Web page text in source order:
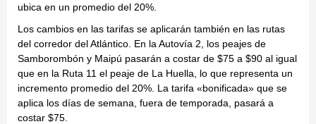
ubica en un promedio del 20%.
Los cambios en las tarifas se aplicarán también en las rutas
del corredor del Atlántico. En la Autovía 2, los peajes de
Samborombón y Maipú pasarán a costar de $75 a $90 al igual
que en la Ruta 11 el peaje de La Huella, lo que representa un
incremento promedio del 20%. La tarifa «bonificada» que se
aplica los días de semana, fuera de temporada, pasará a
costar $75.